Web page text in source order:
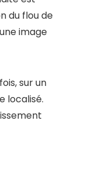
du flou de
image
sur un
localisé.